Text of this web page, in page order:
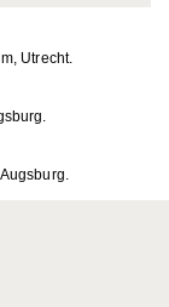
Utrecht.